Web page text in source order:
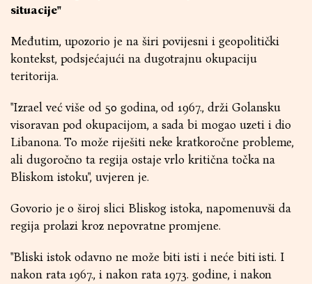
situacije"
Međutim, upozorio je na širi povijesni i geopolitički
kontekst, podsjećajući na dugotrajnu okupaciju
teritorija.
"Izrael već više od 50 godina, od 1967., drži Golansku
visoravan pod okupacijom, a sada bi mogao uzeti i dio
Libanona. To može riješiti neke kratkoročne probleme,
ali dugoročno ta regija ostaje vrlo kritična točka na
Bliskom istoku", uvjeren je.
Govorio je o široj slici Bliskog istoka, napomenuvši da
regija prolazi kroz nepovratne promjene.
"Bliski istok odavno ne može biti isti i neće biti isti. I
nakon rata 1967., i nakon rata 1973. godine, i nakon